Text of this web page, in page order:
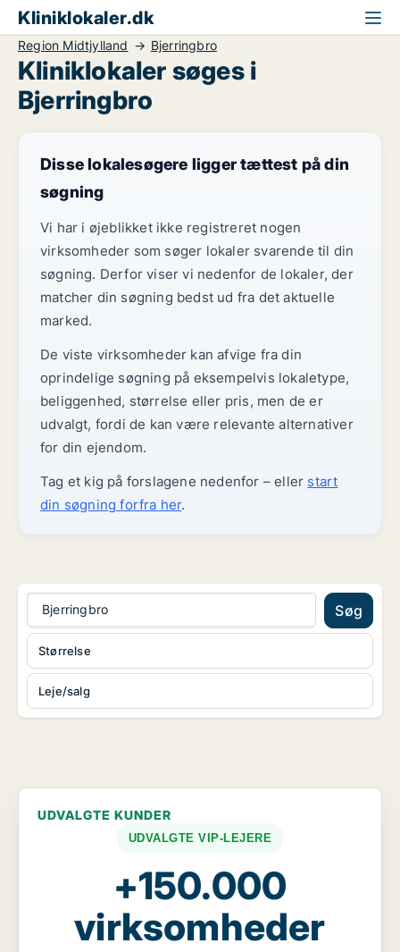
Kliniklokaler.dk
Region Midtjylland Bjerringbro
Kliniklokaler søges i
Bjerringbro
Disse lokalesøgere ligger tættest på din
søgning
Vi har i øjeblikket ikke registreret nogen
virksomheder som søger lokaler svarende til din
søgning. Derfor viser vi nedenfor de lokaler, der
matcher din søgning bedst ud fra det aktuelle
marked.
De viste virksomheder kan afvige fra din
oprindelige søgning på eksempelvis lokaletype,
beliggenhed, størrelse eller pris, men de er
udvalgt, fordi de kan være relevante alternativer
for din ejendom.
Tag et kig på forslagene nedenfor – eller start
din søgning forfra her.
Bjerringbro Søg
Leje/salg
Størrelse
UDVALGTE KUNDER
UDVALGTE VIP-LEJERE
+150.000
virksomheder